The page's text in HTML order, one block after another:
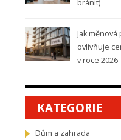
bránit)
Jak měnová
ovlivňuje
v roce 2026
KATEGORIE
Dům a zahrada